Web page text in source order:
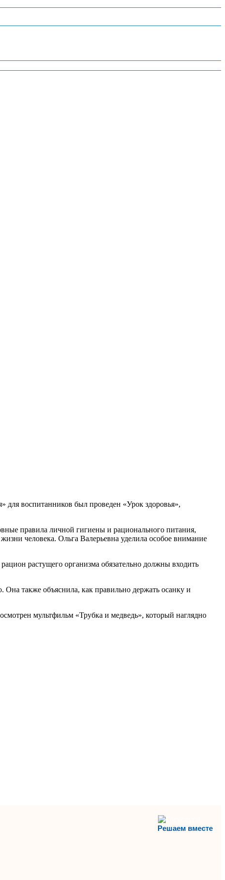
для воспитанников был проведен «Урок здоровья»,
правила личной гигиены и рационального питания,
человека. Ольга Валерьевна уделила особое внимание
растущего организма обязательно должны входить
Она также объяснила, как правильно держать осанку и
мультфильм «Трубка и медведь», который наглядно
Решаем вместе